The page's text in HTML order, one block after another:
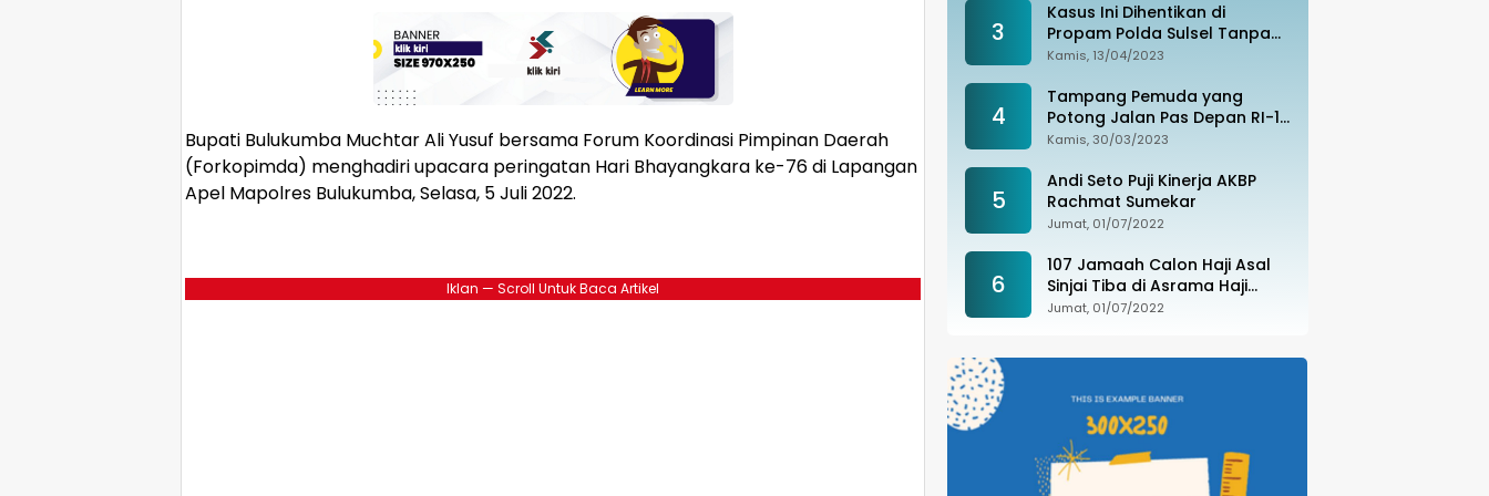
Bupati Bulukumba Muchtar Ali Yusuf bersama Forum Koordinasi Pimpinan Daerah
(Forkopimda) menghadiri upacara peringatan Hari Bhayangkara ke-76 di Lapangan
Apel Mapolres Bulukumba, Selasa, 5 Juli 2022.
Iklan — Scroll Untuk Baca Artikel
3
Kasus Ini Dihentikan di
Propam Polda Sulsel Tanpa
Kejelasan, Ada Apa?
Kamis, 13/04/2023
4
Tampang Pemuda yang
Potong Jalan Pas Depan RI-1
di Makassar Ditangkap,
Kamis, 30/03/2023
5
Andi Seto Puji Kinerja AKBP
Rachmat Sumekar
Jumat, 01/07/2022
6
107 Jamaah Calon Haji Asal
Sinjai Tiba di Asrama Haji
Sudiang
Jumat, 01/07/2022